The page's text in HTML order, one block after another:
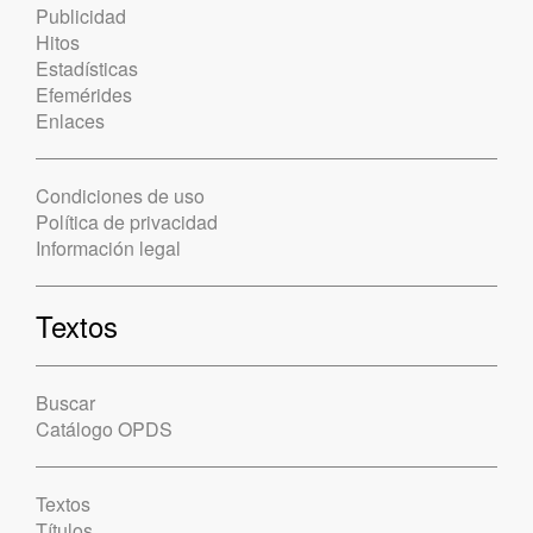
Publicidad
Hitos
Estadísticas
Efemérides
Enlaces
Condiciones de uso
Política de privacidad
Información legal
Textos
Buscar
Catálogo OPDS
Textos